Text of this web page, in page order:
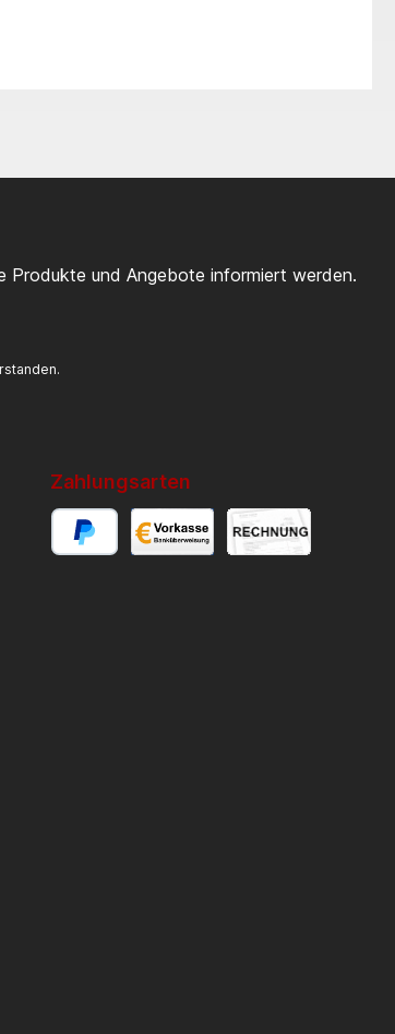
Produkte und Angebote informiert werden.
Zahlungsarten